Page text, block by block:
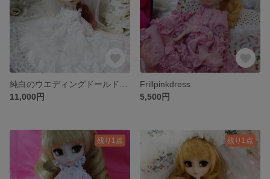
11,000円
Frillpinkdress
5,500円
残り1点 残り1点